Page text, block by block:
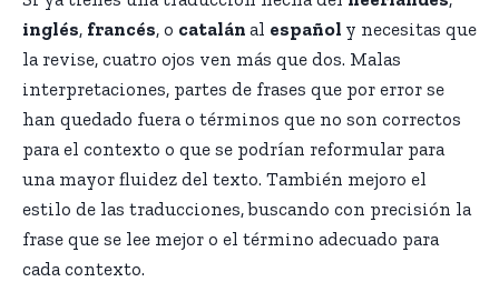
inglés, francés, o catalán al español y necesitas que
la revise, cuatro ojos ven más que dos. Malas
interpretaciones, partes de frases que por error se
han quedado fuera o términos que no son correctos
para el contexto o que se podrían reformular para
una mayor fluidez del texto. También mejoro el
estilo de las traducciones, buscando con precisión la
frase que se lee mejor o el término adecuado para
cada contexto.